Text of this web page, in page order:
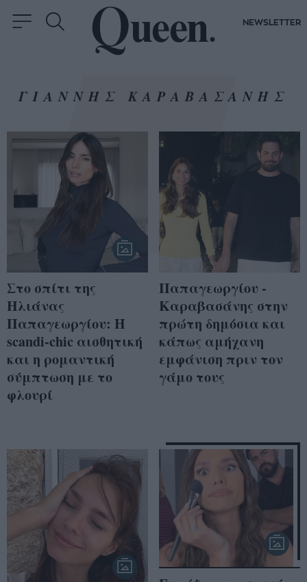
NEWSLETTER
ΓΙΑΝΝΗΣ ΚΑΡΑΒΑΣΑΝΗΣ
Στο σπίτι της
Ηλιάνας
Παπαγεωργίου: Η
scandi-chic αισθητική
και η ρομαντική
σύμπτωση με το
φλουρί
Παπαγεωργίου -
Καραβασάνης στην
πρώτη δημόσια και
κάπως αμήχανη
εμφάνιση πριν τον
γάμο τους